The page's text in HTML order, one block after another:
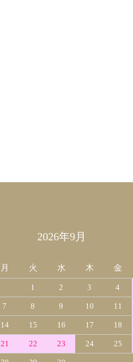
2026年9月
月 火 水 木 金
1 2 3 4
7 8 9 10 11
14 15 16 17 18
21 22 23 24 25